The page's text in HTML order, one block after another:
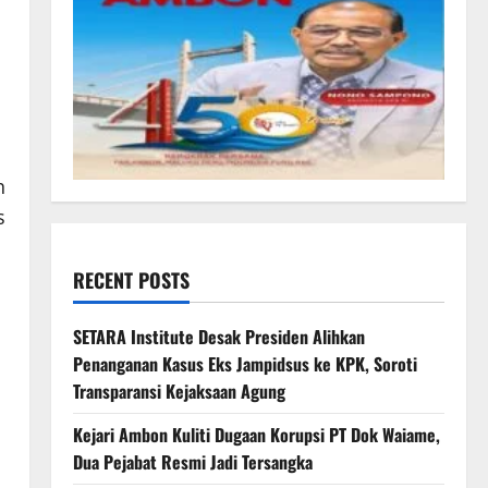
RECENT POSTS
SETARA Institute Desak Presiden Alihkan
Penanganan Kasus Eks Jampidsus ke KPK, Soroti
Transparansi Kejaksaan Agung
Kejari Ambon Kuliti Dugaan Korupsi PT Dok Waiame,
Dua Pejabat Resmi Jadi Tersangka